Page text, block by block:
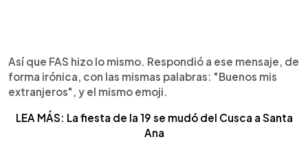
Así que FAS hizo lo mismo. Respondió a ese mensaje, de
forma irónica, con las mismas palabras: "Buenos mis
extranjeros", y el mismo emoji.
LEA MÁS: La fiesta de la 19 se mudó del Cusca a Santa
Ana